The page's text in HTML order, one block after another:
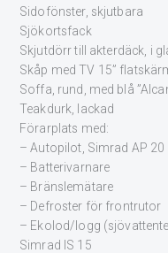
Sidofönster, skjutbara
Sjökortsfack
Skjutdörr till akterdäck, i
Skåp med TV 15”
Soffa, rund, med blå
Teakdurk, lackad
Förarplats med:
– Autopilot, Simrad AP 20
– Batterivarnare
– Bränslemätare
– Defroster för frontrutor
– Ekolod/logg
Simrad IS 15